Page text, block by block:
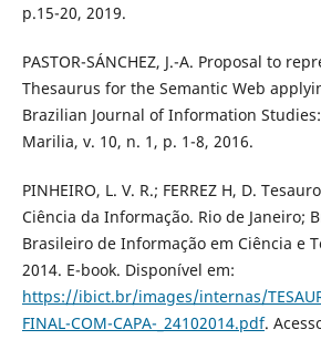
p.15-20, 2019.
PASTOR-SÁNCHEZ, J.-A. Proposal to
Thesaurus for the Semantic Web
Brazilian Journal of Information
Marilia, v. 10, n. 1, p. 1-8, 2016.
PINHEIRO, L. V. R.; FERREZ H, D.
Ciência da Informação. Rio de Janeiro;
Brasileiro de Informação em Ciência e
2014. E-book. Disponível em:
https://ibict.br/images/internas/
FINAL-COM-CAPA-_24102014.pdf.